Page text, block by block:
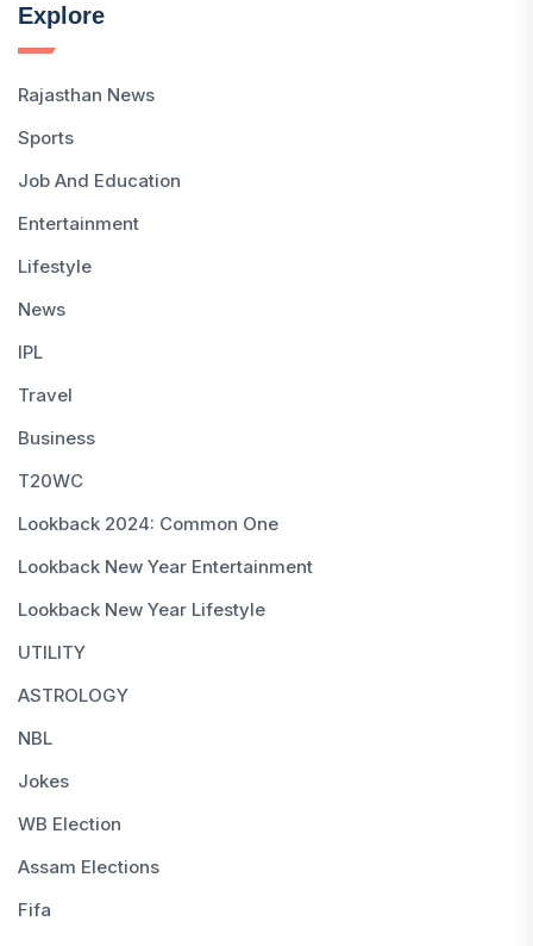
Explore
Rajasthan News
Sports
Job And Education
Entertainment
Lifestyle
News
IPL
Travel
Business
T20WC
Lookback 2024: Common One
Lookback New Year Entertainment
Lookback New Year Lifestyle
UTILITY
ASTROLOGY
NBL
Jokes
WB Election
Assam Elections
Fifa